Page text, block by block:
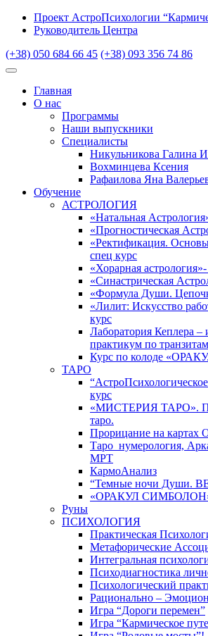
Проект АстроПсихологии
Руководитель Центра
(+38) 050 684 66 45 (+38) 093 356 74 86
Главная
О нас
Программы
Наши выпускники
Специалисты
Никульникова Галина
Вохминцева Ксения
Рафаилова Яна
Обучение
АСТРОЛОГИЯ
«Натальная
«Прогностическая
«Ректификация.
спец курс
«Хорарная
«Синастрическая
«Формула Души.
«Лилит: Искусство
курс
Лаборатория Кеплера –
практикум по транзитам
Курс по колоде
ТАРО
курс
«МИСТЕРИЯ ТАРО».
таро.
Прорицание на картах
Таро_нумерология,
МРТ
КармоАнализ
“Темные ночи Души.
«ОРАКУЛ
Руны
ПСИХОЛОГИЯ
Практическая
Метафорические
Интегральная
Психодиагностика
Психологический
Рационально –
Игра “Дороги перемен”
Игра “Кармическое